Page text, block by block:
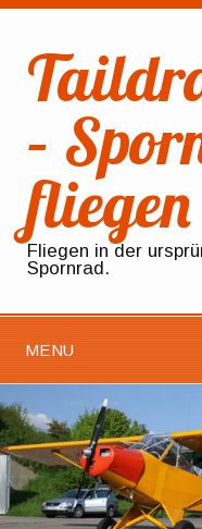
–
fliegen
Fliegen in der
Spornrad.
MENU